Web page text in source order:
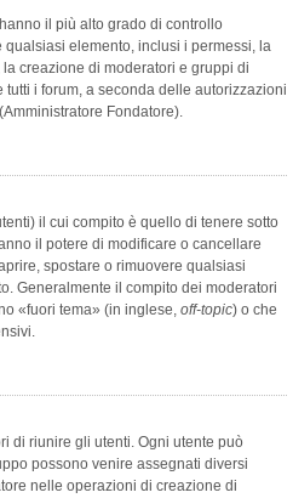
il più alto grado di controllo
qualsiasi elemento, inclusi i permessi, la
creazione di moderatori e gruppi di
i forum, a seconda delle autorizzazioni
Fondatore).
il cui compito è quello di tenere sotto
il potere di modificare o cancellare
spostare o rimuovere qualsiasi
Generalmente il compito dei moderatori
«fuori tema» (in inglese, off-topic) o che
di riunire gli utenti. Ogni utente può
possono venire assegnati diversi
nelle operazioni di creazione di